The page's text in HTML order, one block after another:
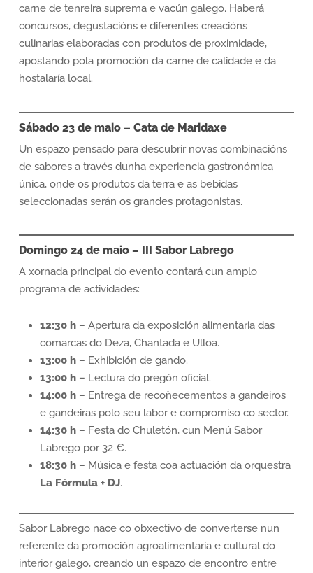
carne de tenreira suprema e vacún galego. Haberá
concursos, degustacións e diferentes creacións
culinarias elaboradas con produtos de proximidade,
apostando pola promoción da carne de calidade e da
hostalaría local.
Sábado 23 de maio – Cata de Maridaxe
Un espazo pensado para descubrir novas combinacións
de sabores a través dunha experiencia gastronómica
única, onde os produtos da terra e as bebidas
seleccionadas serán os grandes protagonistas.
Domingo 24 de maio – III Sabor Labrego
A xornada principal do evento contará cun amplo
programa de actividades:
12:30 h– Apertura da exposición alimentaria das
comarcas do Deza, Chantada e Ulloa.
13:00 h– Exhibición de gando.
13:00 h– Lectura do pregón oficial.
14:00 h– Entrega de recoñecementos a gandeiros
e gandeiras polo seu labor e compromiso co sector.
14:30 h– Festa do Chuletón, cun Menú Sabor
Labrego por 32 €.
18:30 h– Música e festa coa actuación da orquestra
La Fórmula + DJ.
Sabor Labrego nace co obxectivo de converterse nun
referente da promoción agroalimentaria e cultural do
interior galego, creando un espazo de encontro entre